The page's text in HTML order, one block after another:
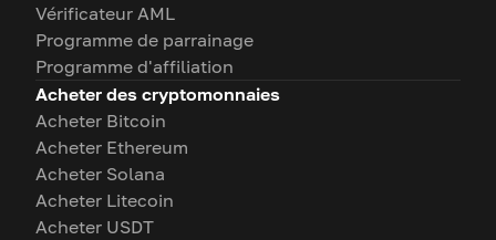
Vérificateur AML
Programme de parrainage
Programme d'affiliation
Acheter des cryptomonnaies
Acheter Bitcoin
Acheter Ethereum
Acheter Solana
Acheter Litecoin
Acheter USDT